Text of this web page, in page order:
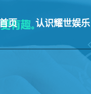
页 认识耀世娱乐